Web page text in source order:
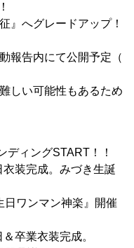
』へグレードアップ！
報告内にて公開予定（
しい可能性もあるため
ィングSTART！！
完成。みづき生誕
ワンマン神楽』開催
卒業衣装完成。